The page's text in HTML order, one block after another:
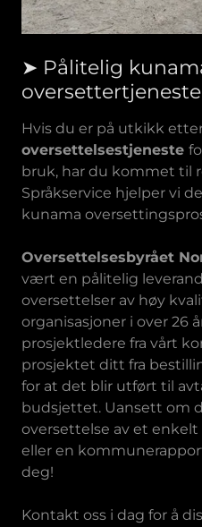
➤ Pålitelig
oversettertjeneste
Hvis du er på utkikk
oversettelsestjeneste
bruk, har du kommet til
Språkservice hjelper vi
kunama
Oversettelsesbyrået
vært en pålitelig
oversettelser av høy
organisasjoner i over 26
prosjektledere fra vårt
prosjektet ditt fra
for at det blir utført til
budsjettet. Uansett om
oversettelse av et
eller en
deg!
Kontakt oss i dag for å